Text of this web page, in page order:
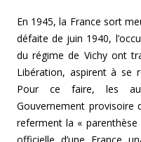
En 1945, la France sort
défaite de juin 1940,
du régime de Vichy ont
Libération, aspirent à se
Pour ce faire, les
Gouvernement provisoire
referment la « parenthèse